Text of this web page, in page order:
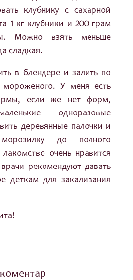
клубнику с сахарной
1 кг клубники и 200 грам
Можно взять меньше
сладкая.
в блендере и залить по
У меня есть
если же нет форм,
одноразовые
деревянные палочки и
до полного
очень нравится
рекомендуют давать
деткам для закаливания